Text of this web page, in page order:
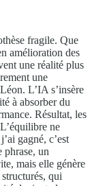
fragile. Que
amélioration des
une réalité plus
une
L’IA s’insère
à absorber du
Résultat, les
ne
gagné, c’est
phrase, un
mais elle génère
qui